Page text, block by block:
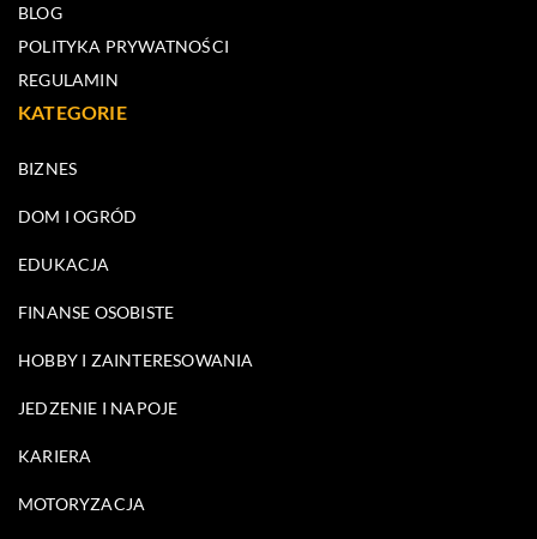
BLOG
POLITYKA PRYWATNOŚCI
REGULAMIN
KATEGORIE
BIZNES
DOM I OGRÓD
EDUKACJA
FINANSE OSOBISTE
HOBBY I ZAINTERESOWANIA
JEDZENIE I NAPOJE
KARIERA
MOTORYZACJA